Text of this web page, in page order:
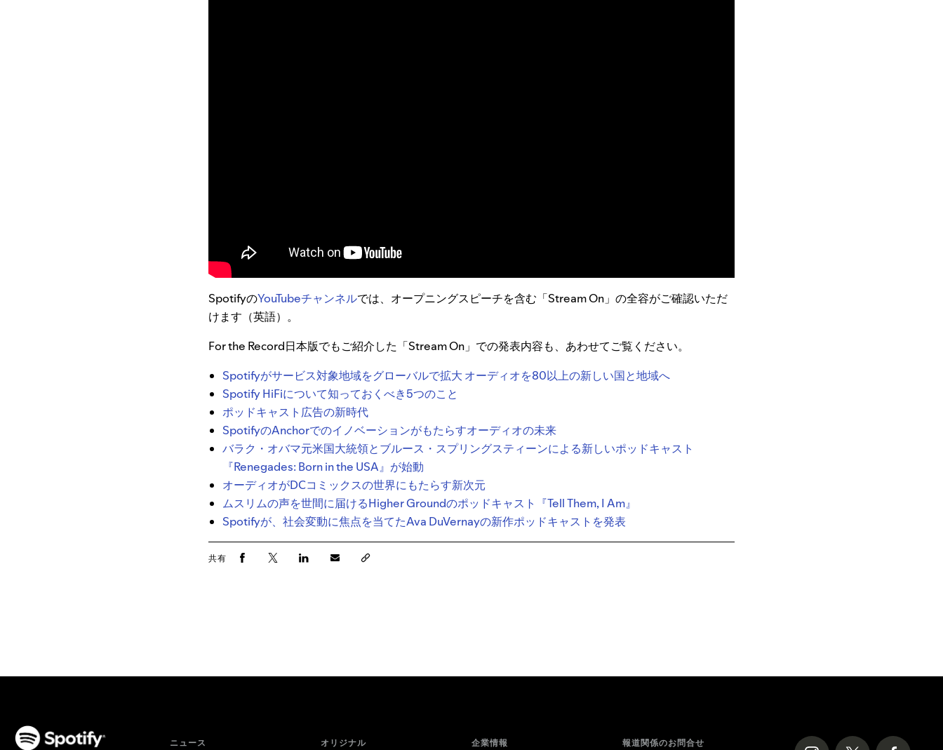
SpotifyのYouTubeチャンネルでは、オープニングスピーチを含む「Stream On」の全容がご確認いただ
けます（英語）。
For the Record日本版でもご紹介した「Stream On」での発表内容も、あわせてご覧ください。
Spotifyがサービス対象地域をグローバルで拡大 オーディオを80以上の新しい国と地域へ
Spotify HiFiについて知っておくべき5つのこと
ポッドキャスト広告の新時代
SpotifyのAnchorでのイノベーションがもたらすオーディオの未来
バラク・オバマ元米国大統領とブルース・スプリングスティーンによる新しいポッドキャスト
『Renegades: Born in the USA』が始動
オーディオがDCコミックスの世界にもたらす新次元
ムスリムの声を世間に届けるHigher Groundのポッドキャスト『Tell Them, I Am』
Spotifyが、社会変動に焦点を当てたAva DuVernayの新作ポッドキャストを発表
共有
ニュース オリジナル 企業情報 報道関係のお問合せ